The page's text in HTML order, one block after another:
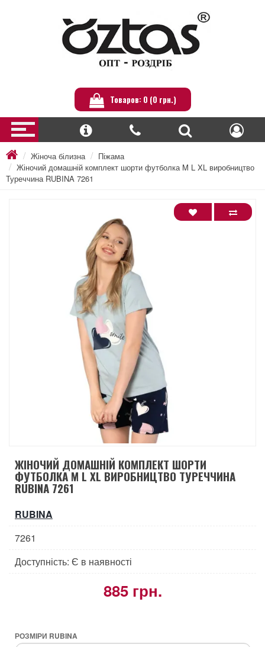
Товаров: 0 (0 грн.)
Жіноча білизна
Піжама
Жіночий домашній комплект шорти футболка M L XL виробництво
Туреччина RUBINA 7261
ЖІНОЧИЙ ДОМАШНІЙ КОМПЛЕКТ ШОРТИ
ФУТБОЛКА M L XL ВИРОБНИЦТВО ТУРЕЧЧИНА
RUBINA 7261
RUBINA
7261
Доступність: Є в наявності
885 грн.
РОЗМІРИ RUBINA